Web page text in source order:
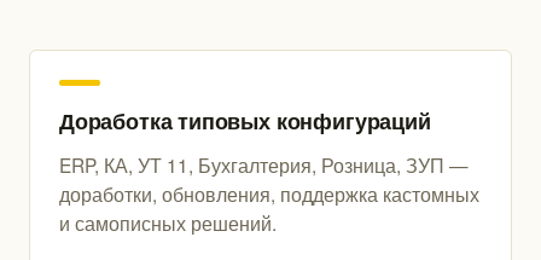
Доработка типовых конфигураций
ERP, КА, УТ 11, Бухгалтерия, Розница, ЗУП —
доработки, обновления, поддержка кастомных
и самописных решений.